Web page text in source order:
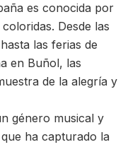
es conocida por
Desde las
las ferias de
en Buñol, las
de la alegría y
género musical y
ha capturado la